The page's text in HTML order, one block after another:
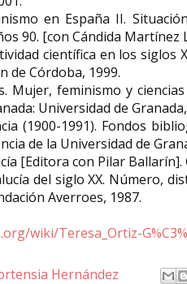
en España II.
90. [con Cándida Martínez
científica en los siglos
de Córdoba, 1999.
Mujer, feminismo y
Universidad de
(1900-1991). Fondos
de la Universidad de
[Editora con Pilar
del siglo XX. Número,
Averroes, 1987.
wiki/Teresa_Ortiz-
Hernández